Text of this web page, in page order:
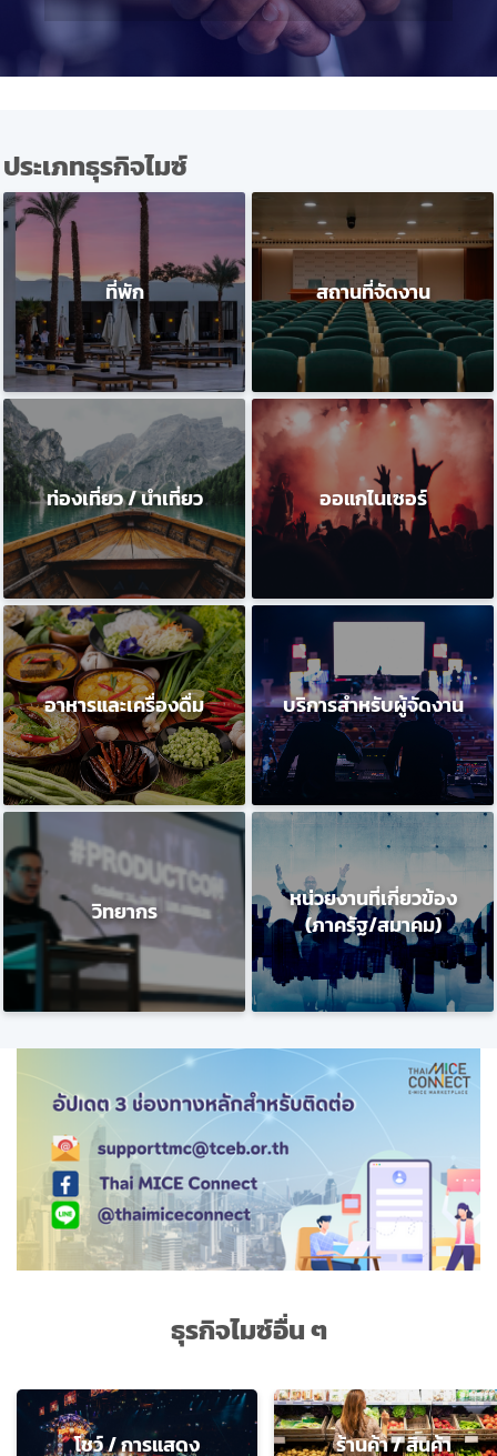
ประเภทธุรกิจไมซ์
ที่พัก สถานที่จัดงาน
ท่องเที่ยว / นำเที่ยว ออแกไนเซอร์
อาหารและเครื่องดื่ม บริการสำหรับผู้จัดงาน
วิทยากร
หน่วยงานที่เกี่ยวข้อง
(ภาครัฐ/สมาคม)
ธุรกิจไมซ์อื่น ๆ
โชว์ / การแสดง ร้านค้า / สินค้า